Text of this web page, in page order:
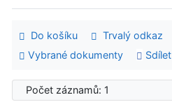
Do košíku Trvalý odkaz
Vybrané dokumenty
Sdílet
Počet záznamů: 1